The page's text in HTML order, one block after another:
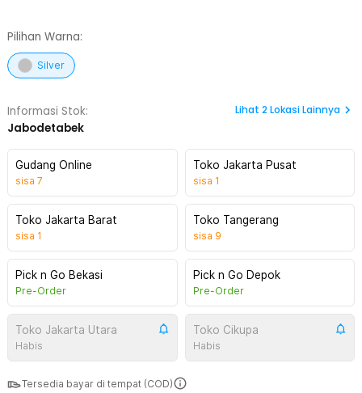
Pilihan Warna:
Silver
Informasi Stok:
Jabodetabek
Lihat 2Lokasi Lainnya
Gudang Online
sisa 7
Toko Jakarta Pusat
sisa 1
Toko Jakarta Barat
sisa 1
Toko Tangerang
sisa 9
Pick n Go Bekasi
Pre-Order
Pick n Go Depok
Pre-Order
Toko Jakarta Utara
Habis
Toko Cikupa
Habis
Tersedia bayar di tempat (COD)